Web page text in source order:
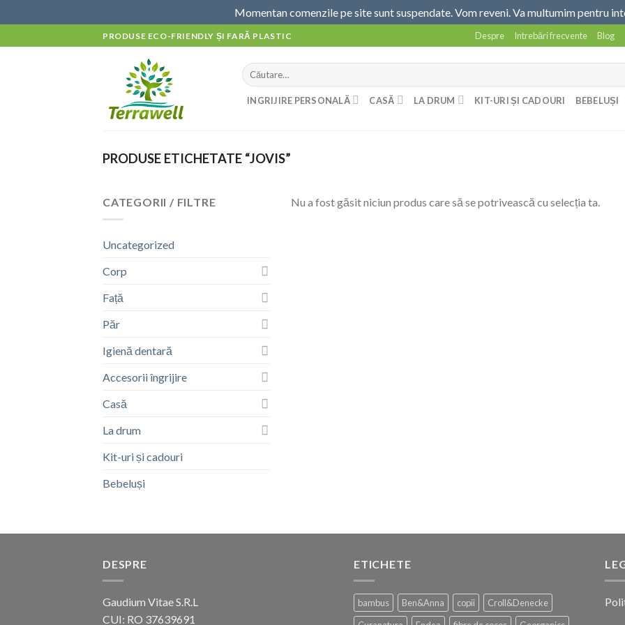
Momentan comenzile pe site sunt suspendate. Vom reveni. Va multumim pentru
to
PRODUSE ECO-FRIENDLY ȘI FARĂ PLASTIC Despre Intrebări frecvente Blog
Caută
după:
INGRIJIRE PERSONALĂ CASĂ LA DRUM KIT-URI ȘI CADOURI BEBELUȘI
PRODUSE ETICHETATE “JOVIS”
CATEGORII / FILTRE
Uncategorized
Corp
Față
Păr
Igienă dentară
Accesorii îngrijire
Casă
La drum
Kit-uri și cadouri
Bebeluși
Nu a fost găsit niciun produs care să se potrivească cu selecția ta.
DESPRE
Gaudium Vitae S.R.L
CUI: RO 37639691
ETICHETE
bambus Ben&Anna copii
Croll&Denecke